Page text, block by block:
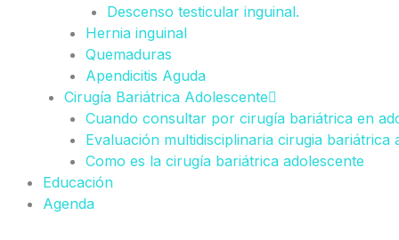
Descenso testicular inguinal.
Hernia inguinal
Quemaduras
Apendicitis Aguda
Cirugía Bariátrica Adolescente
Cuando consultar por cirugía bariátrica en
Evaluación multidisciplinaria cirugia bariátrica
Como es la cirugía bariátrica adolescente
Educación
Agenda